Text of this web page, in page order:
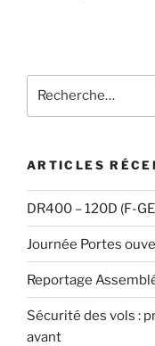
pour
ARTICLES
DR400 – 120D (F-
Journée Portes
Reportage
Sécurité des vols :
avant